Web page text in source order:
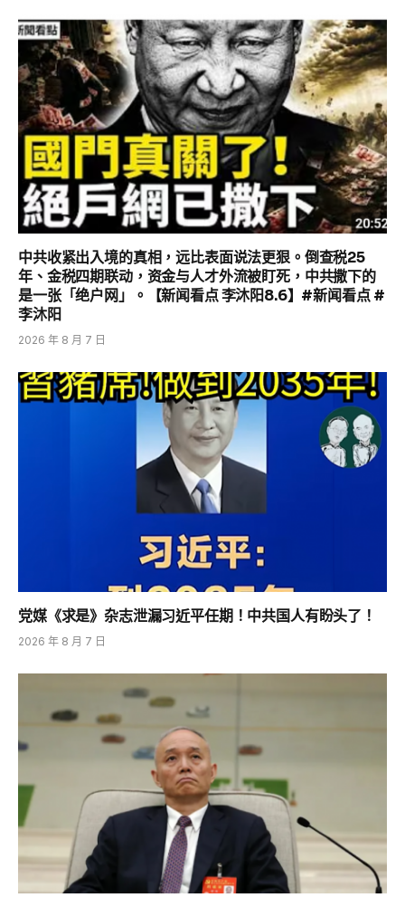
中共收紧出入境的真相，远比表面说法更狠。倒查税25
年、金税四期联动，资金与人才外流被盯死，中共撒下的
是一张「绝户网」。【新闻看点 李沐阳8.6】#新闻看点 #
李沐阳
2026 年 8 月 7 日
党媒《求是》杂志泄漏习近平任期！中共国人有盼头了！
2026 年 8 月 7 日